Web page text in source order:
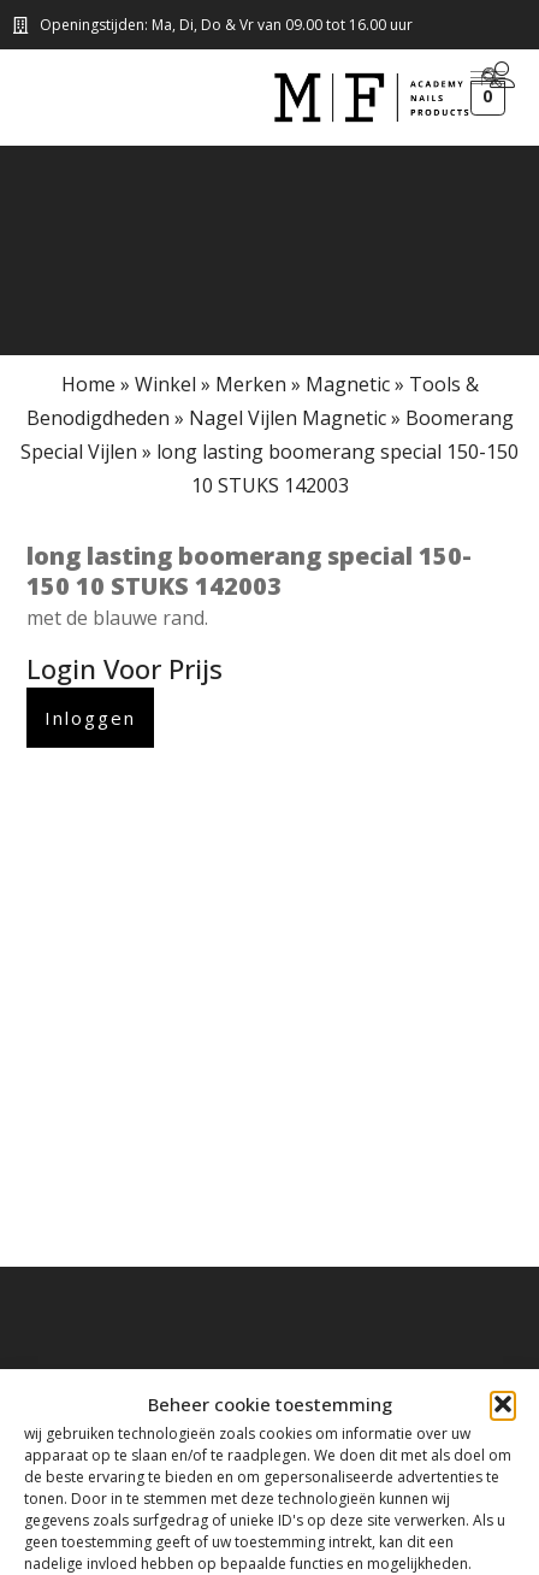
Beheer cookie toestemming
wij gebruiken technologieën zoals cookies om informatie over uw
apparaat op te slaan en/of te raadplegen. We doen dit met als doel om
de beste ervaring te bieden en om gepersonaliseerde advertenties te
tonen. Door in te stemmen met deze technologieën kunnen wij
gegevens zoals surfgedrag of unieke ID's op deze site verwerken. Als u
geen toestemming geeft of uw toestemming intrekt, kan dit een
nadelige invloed hebben op bepaalde functies en mogelijkheden.
Openingstijden: Ma, Di, Do & Vr van 09.00 tot 16.00 uur
0
Home » Winkel » Merken » Magnetic» Tools &
Benodigdheden » Nagel Vijlen Magnetic» Boomerang
Special Vijlen » long lasting boomerang special 150-150
10 STUKS 142003
long lasting boomerang special 150-
150 10 STUKS 142003
met de blauwe rand.
Login Voor Prijs
Inloggen
Tanthofdreef 7 2623 EW Delft
015-2120822